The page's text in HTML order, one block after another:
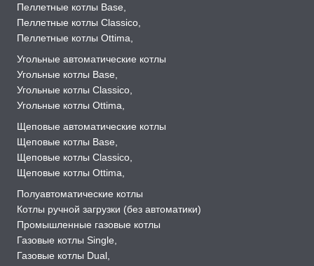
Пеллетные котлы Base,
Пеллетные котлы Classico,
Пеллетные котлы Ottima,
Угольные автоматические котлы
Угольные котлы Base,
Угольные котлы Classico,
Угольные котлы Ottima,
Щеповые автоматические котлы
Щеповые котлы Base,
Щеповые котлы Classico,
Щеповые котлы Ottima,
Полуавтоматические котлы
Котлы ручной загрузки (без автоматики)
Промышленные газовые котлы
Газовые котлы Single,
Газовые котлы Dual,